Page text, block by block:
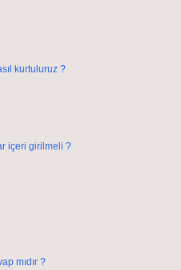
kurtuluruz ?
içeri girilmeli ?
mıdır ?